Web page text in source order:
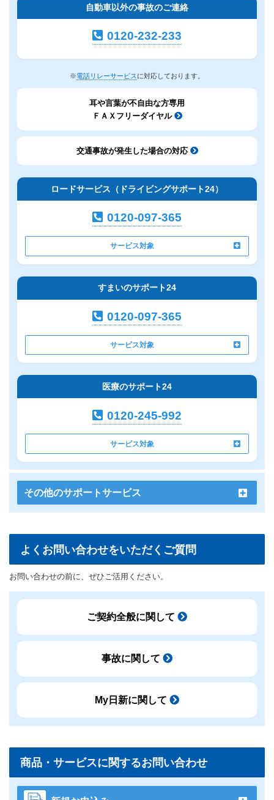
自動車以外の事故のご連絡
0120-232-233
※電話リレーサービス に対応しております。
耳や言葉が不自由な方専用
ＦＡＸフリーダイヤル
交通事故が発生した場合の対応
ロードサービス（ドライビングサポート24）
0120-097-365
サービス対象
すまいのサポート24
0120-097-365
サービス対象
医療のサポート24
0120-245-992
サービス対象
その他のサポートサービス
よくお問い合わせをいただくご質問
お問い合わせの前に、ぜひご活用ください。
ご契約全般に関して
事故に関して
My日新に関して
商品・サービスに関するお問い合わせ